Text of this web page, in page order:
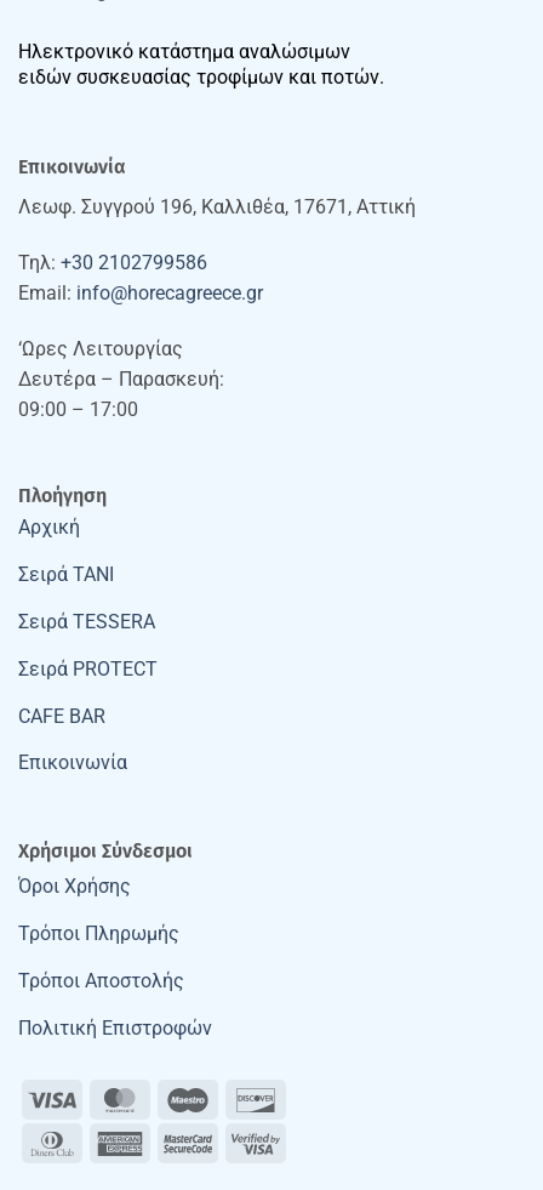
Ηλεκτρονικό κατάστημα αναλώσιμων
ειδών συσκευασίας τροφίμων και ποτών.
Επικοινωνία
Λεωφ. Συγγρού 196, Καλλιθέα, 17671, Αττική
Τηλ: +30 2102799586
Email: info@horecagreece.gr
‘Ωρες Λειτουργίας
Δευτέρα – Παρασκευή:
09:00 – 17:00
Πλοήγηση
Αρχική
Σειρά TANI
Σειρά TESSERA
Σειρά PROTECT
CAFE BAR
Επικοινωνία
Χρήσιμοι Σύνδεσμοι
Όροι Χρήσης
Τρόποι Πληρωμής
Τρόποι Αποστολής
Πολιτική Επιστροφών
Visa MasterCardMaestro
Dinners
AmericanMasterCard
Visa